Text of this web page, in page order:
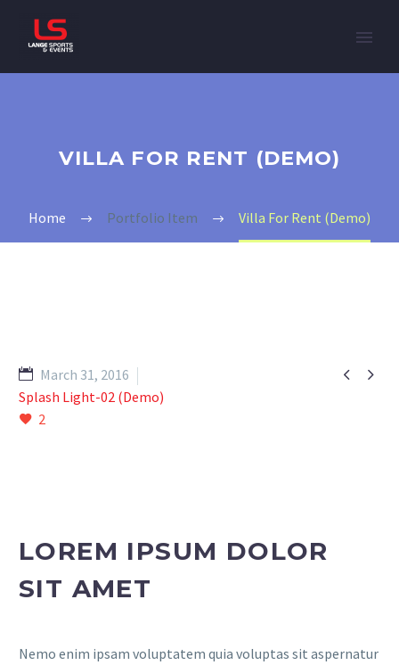
VILLA FOR RENT (DEMO)
Home Portfolio Item Villa For Rent (Demo)
 
March 31, 2016
Splash Light-02 (Demo)
2
LOREM IPSUM DOLOR
SIT AMET
Nemo enim ipsam voluptatem quia voluptas sit aspernatur